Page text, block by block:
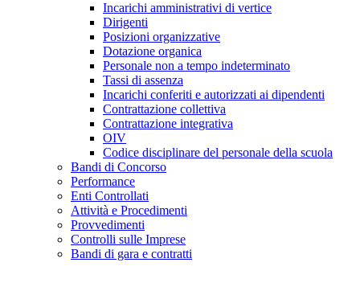
Incarichi amministrativi di vertice
Dirigenti
Posizioni organizzative
Dotazione organica
Personale non a tempo indeterminato
Tassi di assenza
Incarichi conferiti e autorizzati ai dipendenti
Contrattazione collettiva
Contrattazione integrativa
OIV
Codice disciplinare del personale della scuola
Bandi di Concorso
Performance
Enti Controllati
Attività e Procedimenti
Provvedimenti
Controlli sulle Imprese
Bandi di gara e contratti